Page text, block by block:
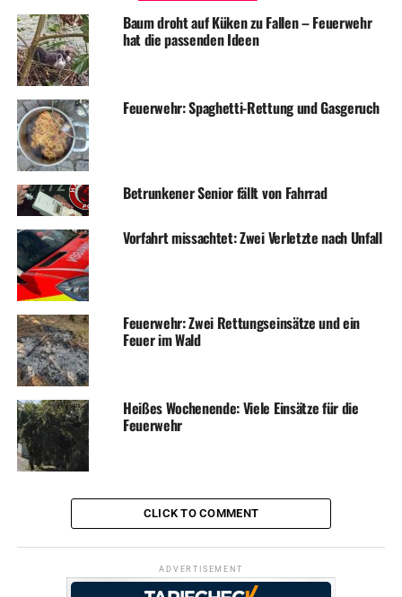
Baum droht auf Küken zu Fallen – Feuerwehr
hat die passenden Ideen
Feuerwehr: Spaghetti-Rettung und Gasgeruch
Betrunkener Senior fällt von Fahrrad
Vorfahrt missachtet: Zwei Verletzte nach Unfall
Feuerwehr: Zwei Rettungseinsätze und ein
Feuer im Wald
Heißes Wochenende: Viele Einsätze für die
Feuerwehr
CLICK TO COMMENT
ADVERTISEMENT